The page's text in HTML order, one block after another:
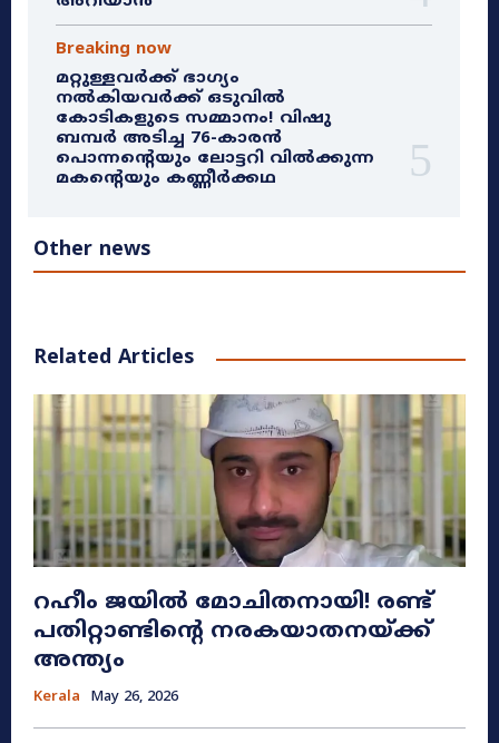
Breaking now
മറ്റുള്ളവർക്ക് ഭാഗ്യം
നൽകിയവർക്ക് ഒടുവിൽ
കോടികളുടെ സമ്മാനം! വിഷു
ബമ്പർ അടിച്ച 76-കാരൻ
പൊന്നന്റെയും ലോട്ടറി വിൽക്കുന്ന
മകന്റെയും കണ്ണീർക്കഥ
Other news
Related Articles
റഹീം ജയിൽ മോചിതനായി! രണ്ട്
പതിറ്റാണ്ടിന്റെ നരകയാതനയ്ക്ക്
അന്ത്യം
Kerala May 26, 2026